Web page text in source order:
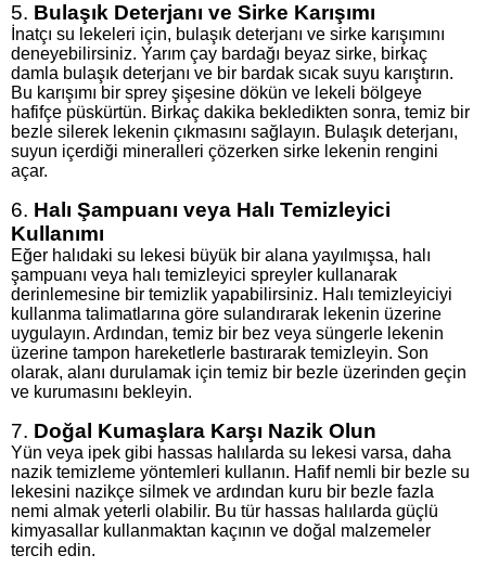
5. Bulaşık Deterjanı ve Sirke Karışımı
İnatçı su lekeleri için, bulaşık deterjanı ve sirke karışımını
deneyebilirsiniz. Yarım çay bardağı beyaz sirke, birkaç
damla bulaşık deterjanı ve bir bardak sıcak suyu karıştırın.
Bu karışımı bir sprey şişesine dökün ve lekeli bölgeye
hafifçe püskürtün. Birkaç dakika bekledikten sonra, temiz bir
bezle silerek lekenin çıkmasını sağlayın. Bulaşık deterjanı,
suyun içerdiği mineralleri çözerken sirke lekenin rengini
açar.
6. Halı Şampuanı veya Halı Temizleyici
Kullanımı
Eğer halıdaki su lekesi büyük bir alana yayılmışsa, halı
şampuanı veya halı temizleyici spreyler kullanarak
derinlemesine bir temizlik yapabilirsiniz. Halı temizleyiciyi
kullanma talimatlarına göre sulandırarak lekenin üzerine
uygulayın. Ardından, temiz bir bez veya süngerle lekenin
üzerine tampon hareketlerle bastırarak temizleyin. Son
olarak, alanı durulamak için temiz bir bezle üzerinden geçin
ve kurumasını bekleyin.
7. Doğal Kumaşlara Karşı Nazik Olun
Yün veya ipek gibi hassas halılarda su lekesi varsa, daha
nazik temizleme yöntemleri kullanın. Hafif nemli bir bezle su
lekesini nazikçe silmek ve ardından kuru bir bezle fazla
nemi almak yeterli olabilir. Bu tür hassas halılarda güçlü
kimyasallar kullanmaktan kaçının ve doğal malzemeler
tercih edin.